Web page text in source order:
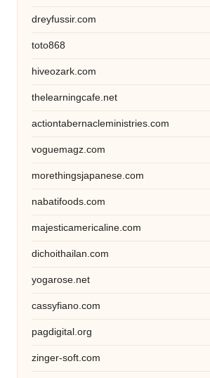
dreyfussir.com
toto868
hiveozark.com
thelearningcafe.net
actiontabernacleministries.com
voguemagz.com
morethingsjapanese.com
nabatifoods.com
majesticamericaline.com
dichoithailan.com
yogarose.net
cassyfiano.com
pagdigital.org
zinger-soft.com